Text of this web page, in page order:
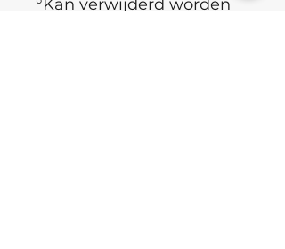
°Kan verwijderd worden